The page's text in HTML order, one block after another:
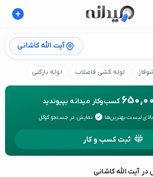
آیت الله کاشانی
لوله کشی فاضلاب لوله بازکنی
کسب‌وکار میدانه بپیوندید
لیست بهترین‌ها نمایش در جستجو گوگل
ثبت کسب و کار
آیت الله کاشانی